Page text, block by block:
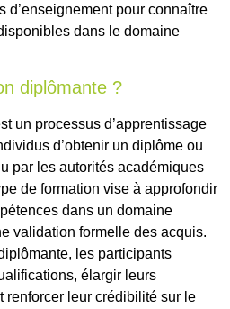
d’enseignement pour connaître
dans le domaine
diplômante ?
un processus d’apprentissage
d’obtenir un diplôme ou
par les autorités académiques
de formation vise à approfondir
dans un domaine
validation formelle des acquis.
les participants
élargir leurs
renforcer leur crédibilité sur le